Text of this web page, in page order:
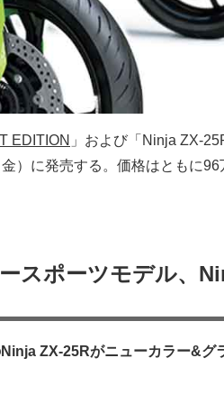
EDITION 」および「Ninja ZX-
）に発売する。価格はともに96
スポーツモデル、
ZX-25Rがニューカラー&グ